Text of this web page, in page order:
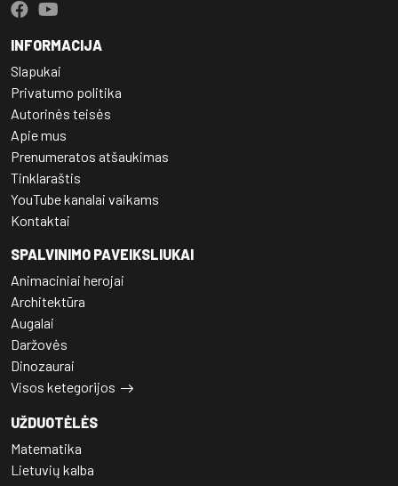
INFORMACIJA
Slapukai
Privatumo politika
Autorinės teisės
Apie mus
Prenumeratos atšaukimas
Tinklaraštis
YouTube kanalai vaikams
Kontaktai
SPALVINIMO PAVEIKSLIUKAI
Animaciniai herojai
Architektūra
Augalai
Daržovės
Dinozaurai
Visos ketegorijos
UŽDUOTĖLĖS
Matematika
Lietuvių kalba